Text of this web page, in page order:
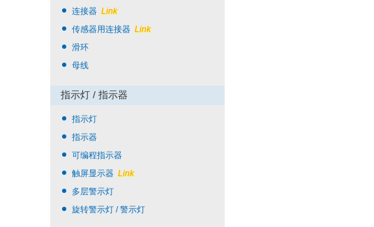
连接器 Link
传感器用连接器 Link
滑环
母线
指示灯 / 指示器
指示灯
指示器
可编程指示器
触屏显示器 Link
多层警示灯
旋转警示灯 / 警示灯